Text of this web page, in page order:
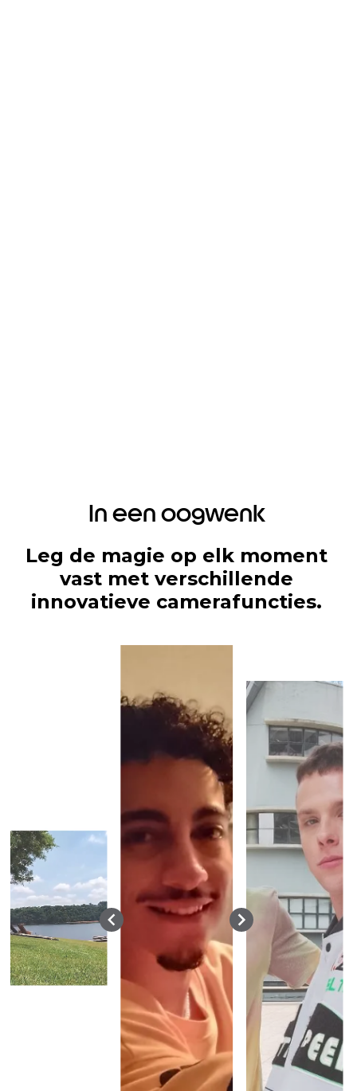
In een oogwenk
Leg de magie op elk moment
vast met verschillende
innovatieve camerafuncties.